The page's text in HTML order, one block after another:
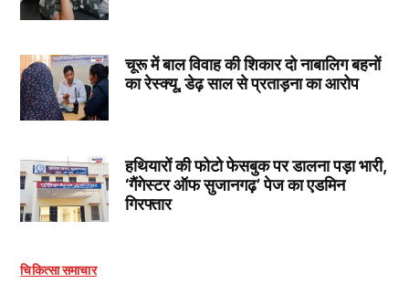
चूरू में बाल विवाह की शिकार दो नाबालिग बहनों
का रेस्क्यू, डेढ़ साल से प्रताड़ना का आरोप
हथियारों की फोटो फेसबुक पर डालना पड़ा भारी,
‘गैंगेस्टर ऑफ सुजानगढ़’ पेज का एडमिन
गिरफ्तार
चिकित्सा समाचार